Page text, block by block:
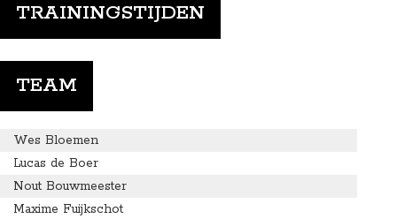
TRAININGSTIJDEN
TEAM
Wes Bloemen
Lucas de Boer
Nout Bouwmeester
Maxime Fuijkschot